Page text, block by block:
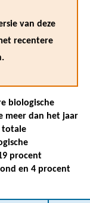
van deze
recentere
biologische
meer dan het jaar
totale
procent
en 4 procent